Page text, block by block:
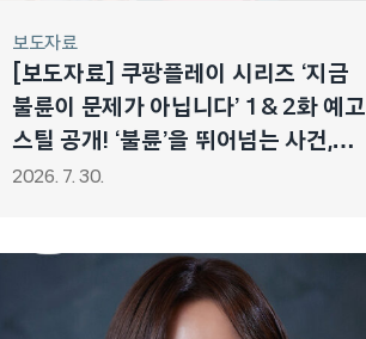
보도자료
[보도자료] 쿠팡플레이 시리즈 ‘지금
불륜이 문제가 아닙니다’ 1 & 2화 예고
스틸 공개! ‘불륜’을 뛰어넘는 사건,
드디어 밝혀진다!
2026. 7. 30.